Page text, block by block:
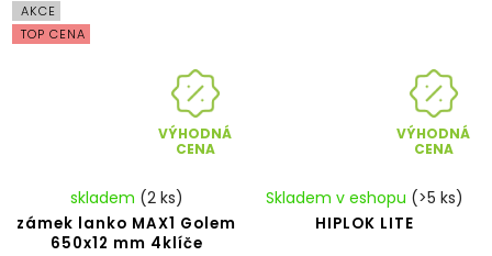
AKCE
TOP CENA
VÝHODNÁ
CENA
zámek lanko MAX1 Golem
650x12 mm 4klíče
skladem (2 ks)
VÝHODNÁ
CENA
HIPLOK LITE
Skladem v eshopu (>5 ks)